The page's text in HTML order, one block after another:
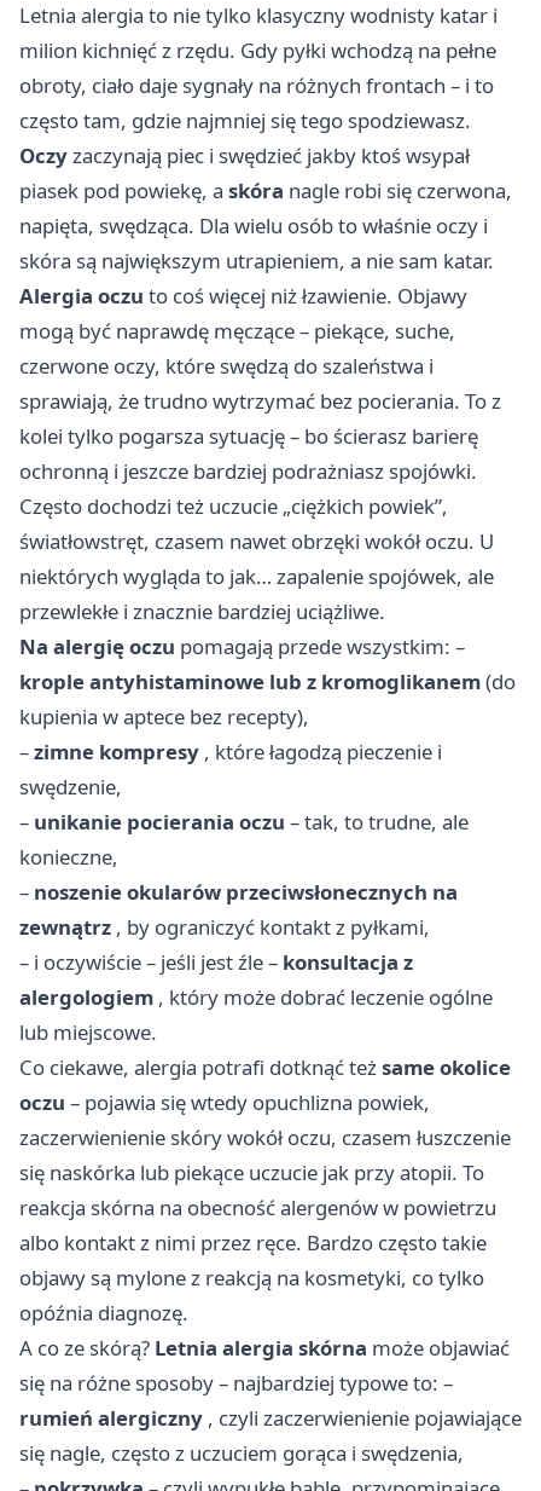
Letnia alergia to nie tylko klasyczny wodnisty katar i
milion kichnięć z rzędu. Gdy pyłki wchodzą na pełne
obroty, ciało daje sygnały na różnych frontach – i to
często tam, gdzie najmniej się tego spodziewasz.
Oczyzaczynają piec i swędzieć jakby ktoś wsypał
piasek pod powiekę, a skóra nagle robi się czerwona,
napięta, swędząca. Dla wielu osób to właśnie oczy i
skóra są największym utrapieniem, a nie sam katar.
Alergia oczu to coś więcej niż łzawienie. Objawy
mogą być naprawdę męczące – piekące, suche,
czerwone oczy, które swędzą do szaleństwa i
sprawiają, że trudno wytrzymać bez pocierania. To z
kolei tylko pogarsza sytuację – bo ścierasz barierę
ochronną i jeszcze bardziej podrażniasz spojówki.
Często dochodzi też uczucie „ciężkich powiek”,
światłowstręt, czasem nawet obrzęki wokół oczu. U
niektórych wygląda to jak… zapalenie spojówek, ale
przewlekłe i znacznie bardziej uciążliwe.
Na alergię oczu pomagają przede wszystkim: –
krople antyhistaminowe lub z kromoglikanem(do
kupienia w aptece bez recepty),
–zimne kompresy , które łagodzą pieczenie i
swędzenie,
– unikanie pocierania oczu – tak, to trudne, ale
konieczne,
– noszenie okularów przeciwsłonecznych na
zewnątrz , by ograniczyć kontakt z pyłkami,
– i oczywiście – jeśli jest źle – konsultacja z
alergologiem , który może dobrać leczenie ogólne
lub miejscowe.
Co ciekawe, alergia potrafi dotknąć teżsame okolice
oczu – pojawia się wtedy opuchlizna powiek,
zaczerwienienie skóry wokół oczu, czasem łuszczenie
się naskórka lub piekące uczucie jak przy atopii. To
reakcja skórna na obecność alergenów w powietrzu
albo kontakt z nimi przez ręce. Bardzo często takie
objawy są mylone z reakcją na kosmetyki, co tylko
opóźnia diagnozę.
A co ze skórą? Letnia alergia skórna może objawiać
się na różne sposoby – najbardziej typowe to: –
rumień alergiczny , czyli zaczerwienienie pojawiające
się nagle, często z uczuciem gorąca i swędzenia,